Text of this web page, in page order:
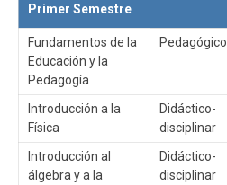
Primer Semestre
Fundamentos de la
Educación y la
Pedagogía
Pedagógico
Introducción a la
Física
Didáctico-
disciplinar
Introducción al
álgebra y a la
Didáctico-
disciplinar